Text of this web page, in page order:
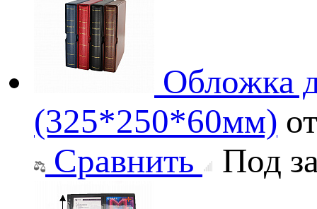
Обложка
(325*250*60мм)
Сравнить
Под